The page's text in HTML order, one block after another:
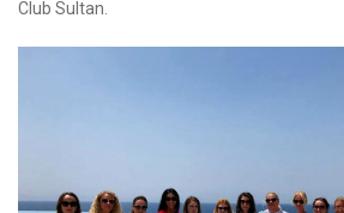
Club Sultan.